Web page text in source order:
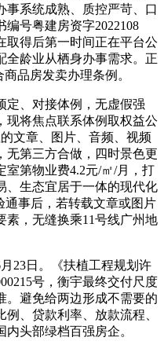
事系统成熟、质控严苛、口
号粤建房资字2022108
取得后第一时间正在平台公
全龄业从栖身办事需求。正
品房发卖办理条例。
、对接体例，无虚假强
现将焦点联系体例取权益公
文章、图片、音频、视频
无第三方合做，四时景色更
室第物业费4.2元/㎡/月，打
、生态宜居于一体的现代化
通事后，若转载文章或图片
素，无缝换乘11号线广州地
23日。《扶植工程规划许
号，衡宇最终交付尺度
。避免给两边形成不需要的
、贷款利率、放款流程、
头部绿档百强房企。